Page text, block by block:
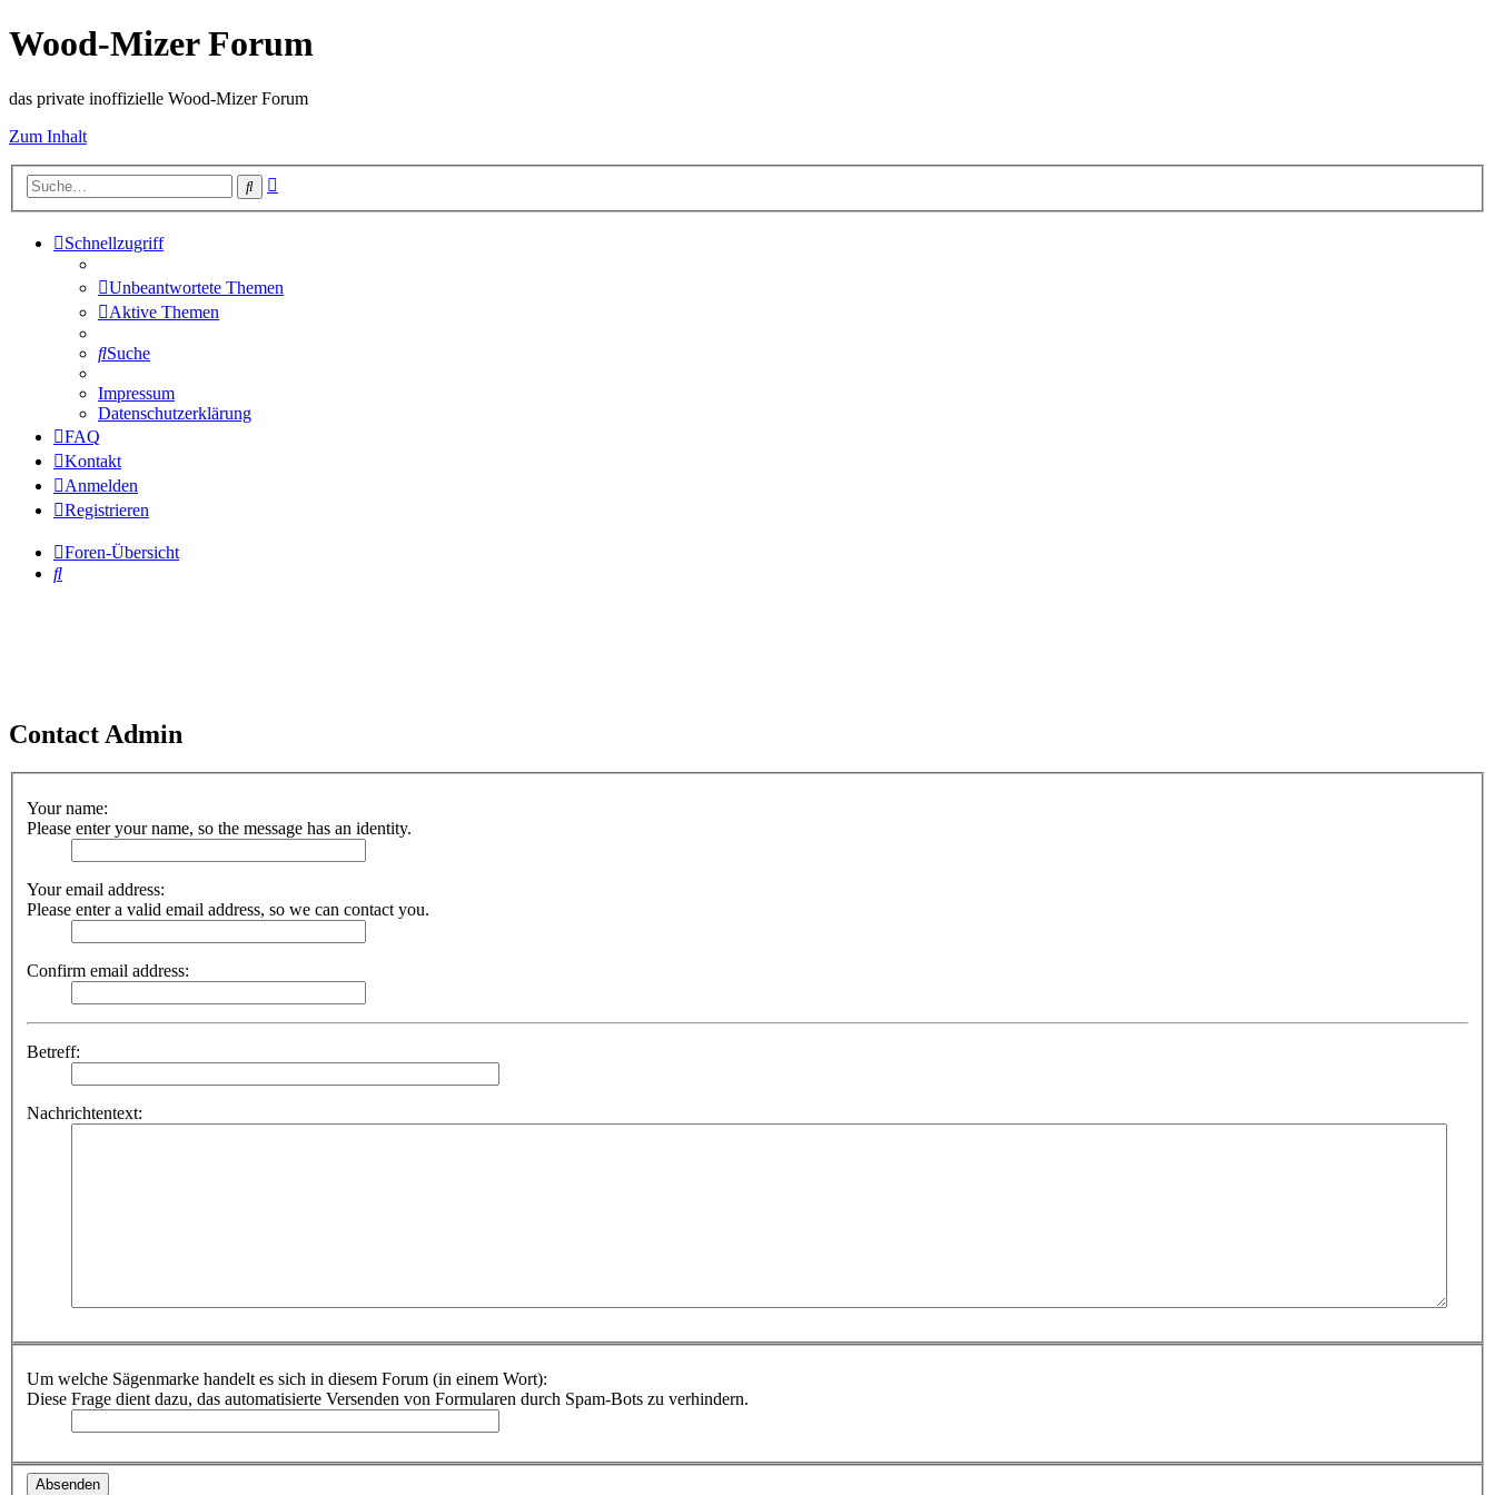
Wood-Mizer Forum
das private inoffizielle Wood-Mizer Forum
Zum Inhalt
Suche
Schnellzugriff
Unbeantwortete Themen
Aktive Themen
Suche
Impressum
Datenschutzerklärung
FAQ
Kontakt
Anmelden
Registrieren
Foren-Übersicht
Suche
Contact Admin
Your name:
Please enter your name, so the message has an identity.
Your email address:
Please enter a valid email address, so we can contact you.
Confirm email address:
Betreff:
Nachrichtentext:
Um welche Sägenmarke handelt es sich in diesem Forum (in einem Wort):
Diese Frage dient dazu, das automatisierte Versenden von Formularen durch Spam-Bots zu verhindern.